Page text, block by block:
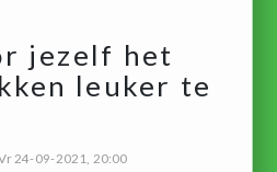
jezelf het
leuker te
24-09-2021, 20:00